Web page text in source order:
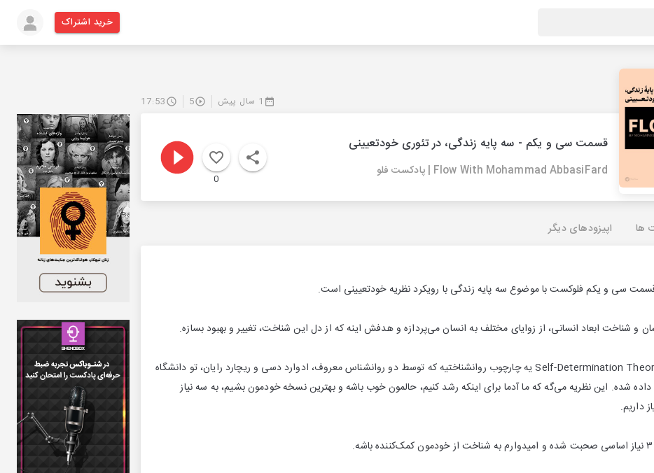
خرید اشتراک
1 سال پیش 5
17:53
قسمت سی و یکم - سه پایه زندگی، در تئوری خودتعیینی
Flow With Mohammad AbbasiFard | پادکست فلو
0
ها اپیزودهای دیگر
سی و یکم فلوکست با موضوع سه پایه زندگی با رویکرد نظریه خودتعیینی است.
و شناخت ابعاد انسانی، از زوایای مختلف به انسان می‌پردازه و هدفش اینه که از دل این شناخت، تغییر و بهبود بسازه.
نظریه خودتعیینی یا Self-Determination Theory یه چارچوب روانشناختیه که توسط دو روانشناس معروف، ادوارد دسی و ریچارد رایان، تو دانشگاه
شده. این نظریه می‌گه که ما آدما برای اینکه رشد کنیم، حالمون خوب باشه و بهترین نسخه خودمون بشیم، به سه نیاز
داریم.